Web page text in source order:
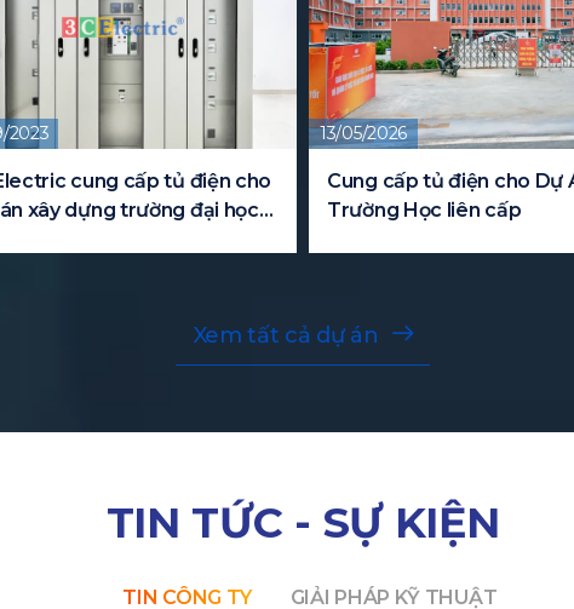
2023
cung cấp tủ điện cho
xây dựng trường đại học
13/05/2026
Cung cấp tủ điện cho Dự
Trường Học liên cấp
Xem tất cả dự án
TIN TỨC - SỰ KIỆN
TIN CÔNG TY GIẢI PHÁP KỸ THUẬT